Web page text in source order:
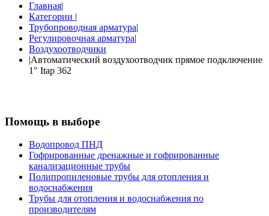
Главная|
Категории |
Трубопроводная арматура|
Регулировочная арматура|
Воздухоотводчики
|Автоматический воздухоотводчик прямое подключение
1" Itap 362
Помощь в выборе
Водопровод ПНД
Гофрированные дренажные и гофрированные
канализационные трубы
Полипропиленовые трубы для отопления и
водоснабжения
Трубы для отопления и водоснабжения по
производителям